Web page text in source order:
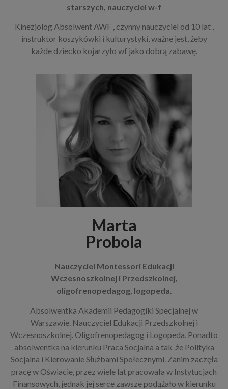
starszych, nauczyciel w-f
Kinezjolog Absolwent AWF , czynny nauczyciel od 10 lat ,
instruktor koszykówki i kulturystyki, ważne jest, żeby
każde dziecko kojarzyło wf jako dobrą zabawę.
Marta
Probola
Nauczyciel Montessori Edukacji
Wczesnoszkolnej i Przedszkolnej,
oligofrenopedagog, logopeda.
Absolwentka Akademii Pedagogiki Specjalnej w
Warszawie. Nauczyciel Edukacji Przedszkolnej i
Wczesnoszkolnej. Oligofrenopedagog i Logopeda. Ponadto
absolwentka na kierunku Praca Socjalna a tak .że Polityka
Socjalna i Kierowanie Służbami Społecznymi. Zanim zaczęła
pracę w Oświacie, przez wiele lat pracowała w Instytucjach
Finansowych, jednak jej serce zawsze podążało w kierunku